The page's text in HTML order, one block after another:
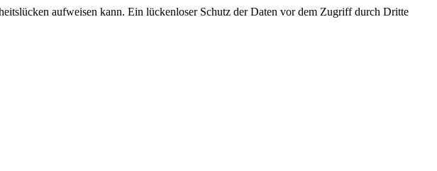
aufweisen kann. Ein lückenloser Schutz der Daten vor dem Zugriff durch Dritte